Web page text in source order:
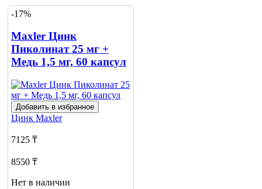
-17%
Maxler Цинк
Пиколинат 25 мг +
Медь 1,5 мг, 60 капсул
Добавить в избранное
Цинк Maxler
7125 ₸
8550 ₸
Нет в наличии